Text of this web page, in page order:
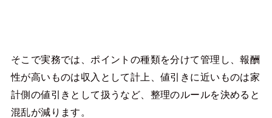
そこで実務では、ポイントの種類を分けて管理し、報酬
性が高いものは収入として計上、値引きに近いものは家
計側の値引きとして扱うなど、整理のルールを決めると
混乱が減ります。